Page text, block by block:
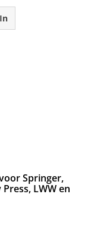
Springer,
LWW en